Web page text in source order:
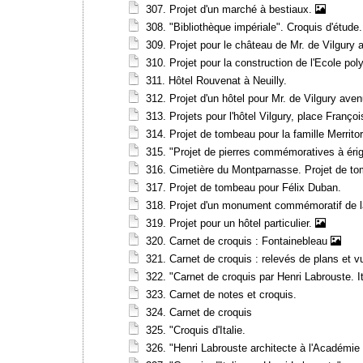
307. Projet d'un marché à bestiaux.
308. "Bibliothèque impériale". Croquis d'étude.
309. Projet pour le château de Mr. de Vilgury
310. Projet pour la construction de l'Ecole
311. Hôtel Rouvenat à Neuilly.
312. Projet d'un hôtel pour Mr. de Vilgury
313. Projets pour l'hôtel Vilgury, place
314. Projet de tombeau pour la famille
315. "Projet de pierres commémoratives à
316. Cimetière du Montparnasse. Projet de
317. Projet de tombeau pour Félix Duban.
318. Projet d'un monument commémoratif de
319. Projet pour un hôtel particulier.
320. Carnet de croquis : Fontainebleau
321. Carnet de croquis : relevés de plans et
322. "Carnet de croquis par Henri Labrouste.
323. Carnet de notes et croquis.
324. Carnet de croquis
325. "Croquis d'Italie.
326. "Henri Labrouste architecte à